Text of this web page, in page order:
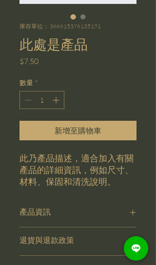
庫存單位： 366615376135191
此處是產品
$7.50價
數量 *
新增至購物車
此乃產品描述，適合加入有關
產品的詳細資訊，例如尺寸、
材料、保固和清洗說明。
產品資訊
多資訊，例如尺寸、材料、保固和清洗
說明。另外，您也可在此處形容產品的
獨特之處，以及可給客戶帶來的好處。
退貨與退款政策
這是退貨與退款政策，適合向客戶解釋